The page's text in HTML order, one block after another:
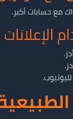
مع حسابات أكبر.